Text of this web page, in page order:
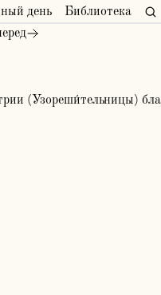
день
Библиотека
(Узореши́тельницы)